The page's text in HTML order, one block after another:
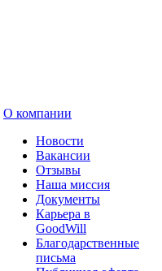
О компании
Новости
Вакансии
Отзывы
Наша миссия
Документы
Карьера в
GoodWill
Благодарственные
письма